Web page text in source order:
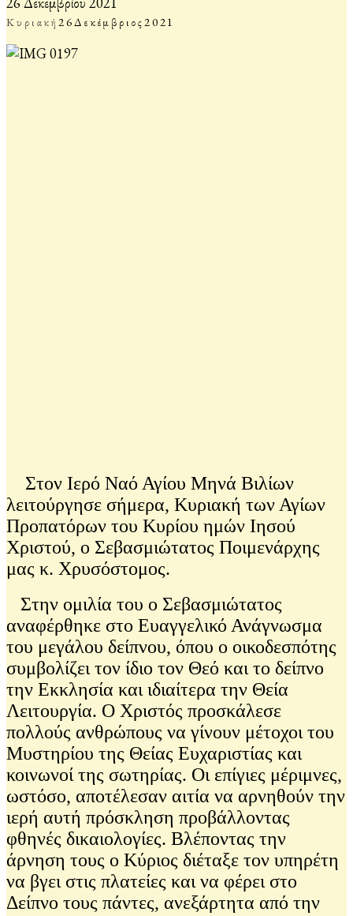
Κυριακή26Δεκέμβριος2021
Στον Ιερό Ναό Αγίου Μηνά Βιλίων
λειτούργησε σήμερα, Κυριακή των Αγίων
Προπατόρων του Κυρίου ημών Ιησού
Χριστού, ο Σεβασμιώτατος Ποιμενάρχης
μας κ. Χρυσόστομος.
Στην ομιλία του ο Σεβασμιώτατος
αναφέρθηκε στο Ευαγγελικό Ανάγνωσμα
του μεγάλου δείπνου, όπου ο οικοδεσπότης
συμβολίζει τον ίδιο τον Θεό και το δείπνο
την Εκκλησία και ιδιαίτερα την Θεία
Λειτουργία. Ο Χριστός προσκάλεσε
πολλούς ανθρώπους να γίνουν μέτοχοι του
Μυστηρίου της Θείας Ευχαριστίας και
κοινωνοί της σωτηρίας. Οι επίγιες μέριμνες,
ωστόσο, αποτέλεσαν αιτία να αρνηθούν την
ιερή αυτή πρόσκληση προβάλλοντας
φθηνές δικαιολογίες. Βλέποντας την
άρνηση τους ο Κύριος διέταξε τον υπηρέτη
να βγει στις πλατείες και να φέρει στο
Δείπνο τους πάντες, ανεξάρτητα από την